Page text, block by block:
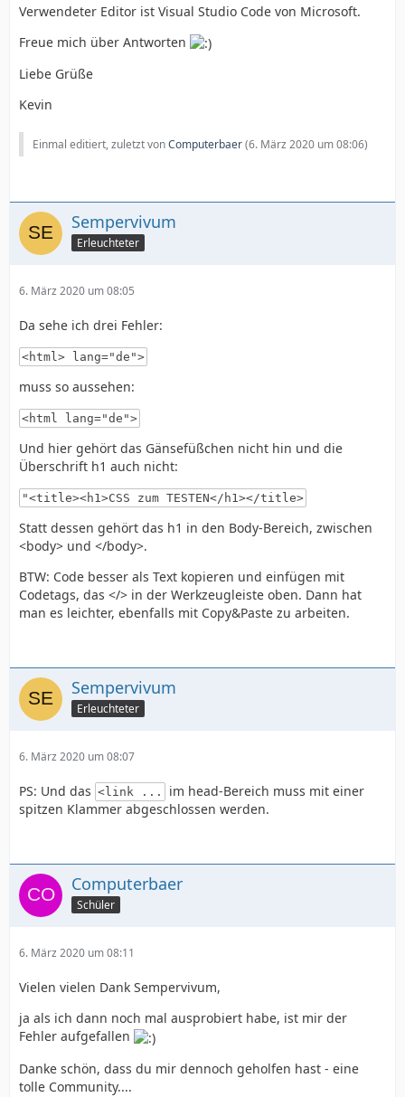
Verwendeter Editor ist Visual Studio Code von Microsoft.
Freue mich über Antworten
Liebe Grüße
Kevin
Einmal editiert, zuletzt vonComputerbaer(6. März 2020 um 08:06)
Sempervivum
Erleuchteter
6. März 2020 um 08:05
Da sehe ich drei Fehler:
<html> lang="de">
muss so aussehen:
<html lang="de">
Und hier gehört das Gänsefüßchen nicht hin und die
Überschrift h1 auch nicht:
"<title><h1>CSS zum TESTEN</h1></title>
Statt dessen gehört das h1 in den Body-Bereich, zwischen
<body> und </body>.
BTW: Code besser als Text kopieren und einfügen mit
Codetags, das </> in der Werkzeugleiste oben. Dann hat
man es leichter, ebenfalls mit Copy&Paste zu arbeiten.
Sempervivum
Erleuchteter
6. März 2020 um 08:07
PS: Und das <link ...
im head-Bereich muss mit einer
spitzen Klammer abgeschlossen werden.
Computerbaer
Schüler
6. März 2020 um 08:11
Vielen vielen Dank Sempervivum,
ja als ich dann noch mal ausprobiert habe, ist mir der
Fehler aufgefallen
Danke schön, dass du mir dennoch geholfen hast - eine
tolle Community....